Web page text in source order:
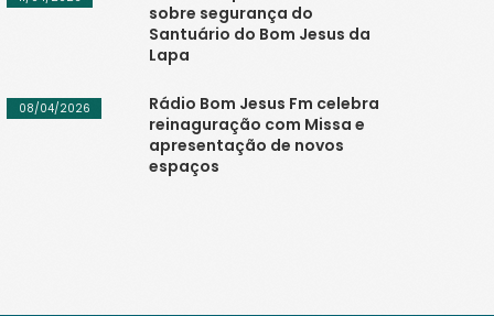
sobre segurança do
Santuário do Bom Jesus da
Lapa
Rádio Bom Jesus Fm celebra
reinaguração com Missa e
apresentação de novos
espaços
08/04/2026